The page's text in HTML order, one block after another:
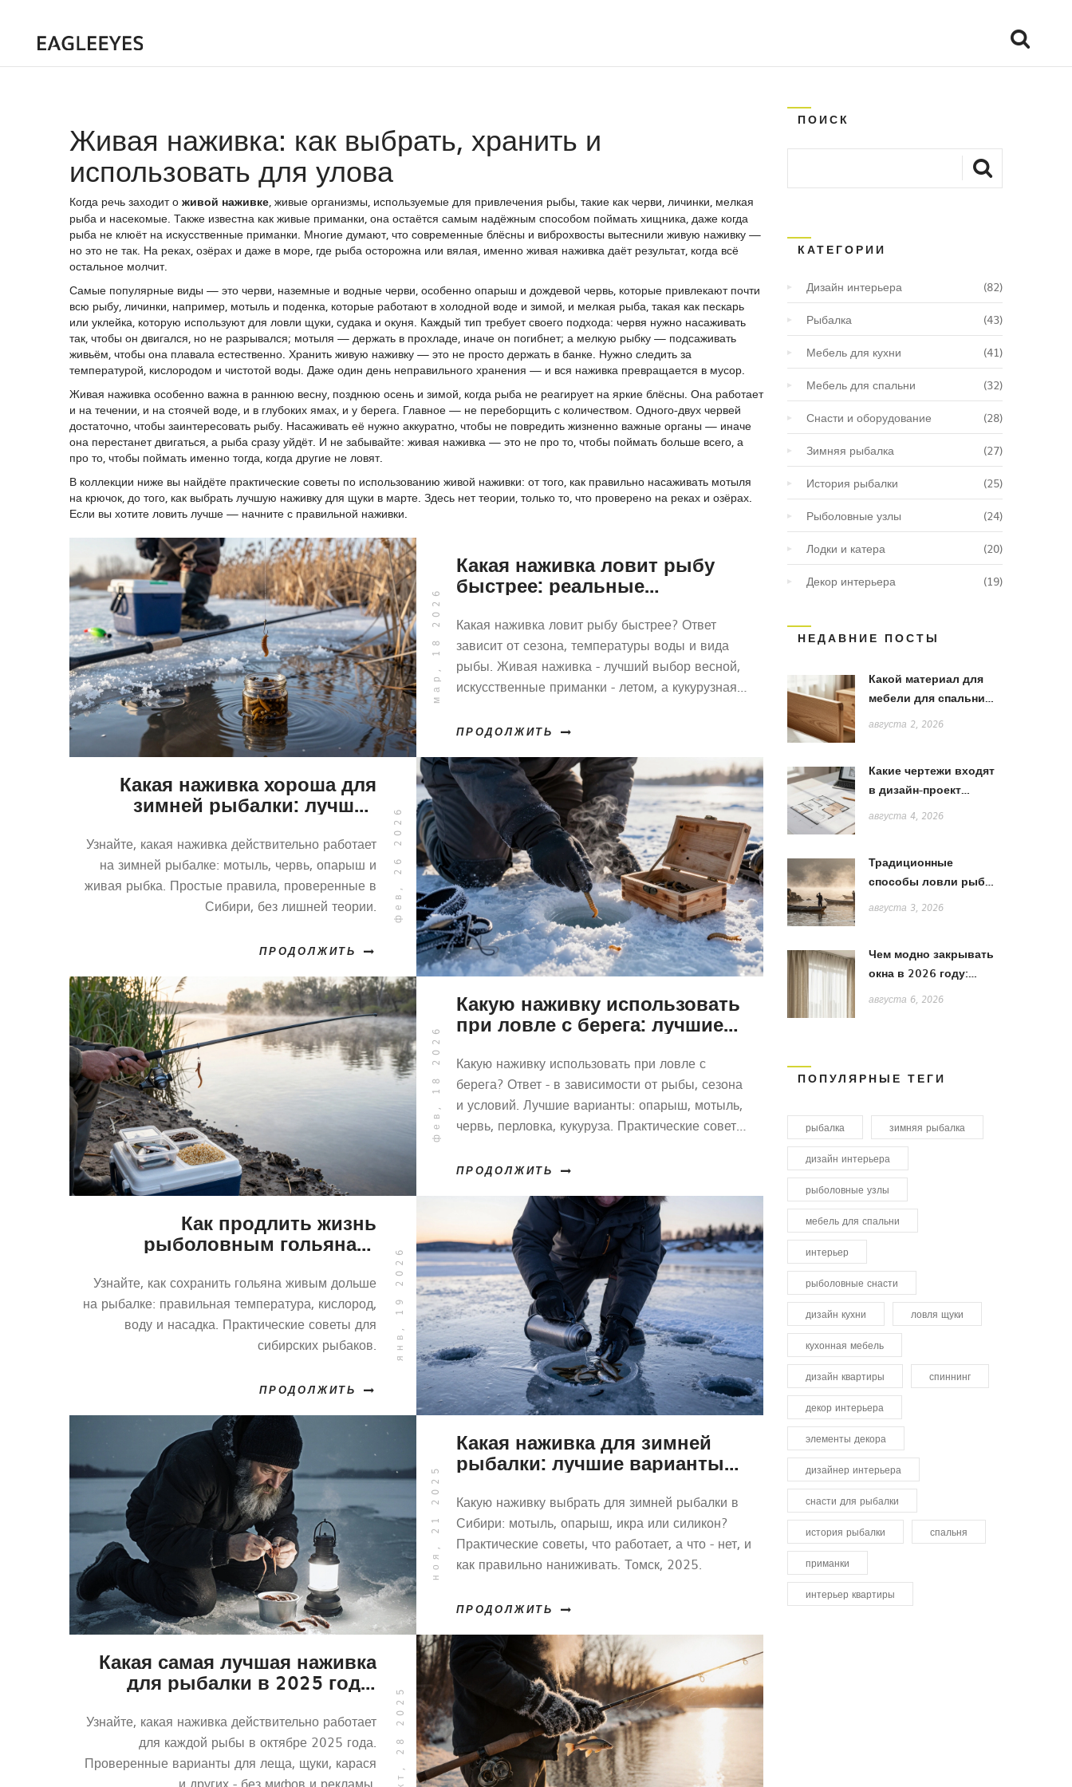
Живая наживка: как выбрать, хранить и
использовать для улова
Когда речь заходит о живой наживке, живые организмы, используемые для привлечения рыбы, такие как черви, личинки, мелкая
рыба и насекомые. Также известна как живые приманки, она остаётся самым надёжным способом поймать хищника, даже когда
рыба не клюёт на искусственные приманки. Многие думают, что современные блёсны и виброхвосты вытеснили живую наживку —
но это не так. На реках, озёрах и даже в море, где рыба осторожна или вялая, именно живая наживка даёт результат, когда всё
остальное молчит.
Самые популярные виды — это черви, наземные и водные черви, особенно опарыш и дождевой червь, которые привлекают почти
всю рыбу, личинки, например, мотыль и поденка, которые работают в холодной воде и зимой, и мелкая рыба, такая как пескарь
или уклейка, которую используют для ловли щуки, судака и окуня. Каждый тип требует своего подхода: червя нужно насаживать
так, чтобы он двигался, но не разрывался; мотыля — держать в прохладе, иначе он погибнет; а мелкую рыбку — подсаживать
живьём, чтобы она плавала естественно. Хранить живую наживку — это не просто держать в банке. Нужно следить за
температурой, кислородом и чистотой воды. Даже один день неправильного хранения — и вся наживка превращается в мусор.
Живая наживка особенно важна в раннюю весну, позднюю осень и зимой, когда рыба не реагирует на яркие блёсны. Она работает
и на течении, и на стоячей воде, и в глубоких ямах, и у берега. Главное — не переборщить с количеством. Одного-двух червей
достаточно, чтобы заинтересовать рыбу. Насаживать её нужно аккуратно, чтобы не повредить жизненно важные органы — иначе
она перестанет двигаться, а рыба сразу уйдёт. И не забывайте: живая наживка — это не про то, чтобы поймать больше всего, а
про то, чтобы поймать именно тогда, когда другие не ловят.
В коллекции ниже вы найдёте практические советы по использованию живой наживки: от того, как правильно насаживать мотыля
на крючок, до того, как выбрать лучшую наживку для щуки в марте. Здесь нет теории, только то, что проверено на реках и озёрах.
Если вы хотите ловить лучше — начните с правильной наживки.
мар, 18 2026
Какая наживка ловит рыбу
быстрее: реальные
Какая наживка ловит рыбу быстрее? Ответ
зависит от сезона, температуры воды и вида
рыбы. Живая наживка - лучший выбор весной,
искусственные приманки - летом, а кукурузная
проверенные на практике.
ПРОДОЛЖИТЬ
фев, 26 2026
Какая наживка хороша для
зимней рыбалки: лучшие
Узнайте, какая наживка действительно работает
на зимней рыбалке: мотыль, червь, опарыш и
живая рыбка. Простые правила, проверенные в
Сибири, без лишней теории.
ПРОДОЛЖИТЬ
фев, 18 2026
Какую наживку использовать
при ловле с берега: лучшие
условий
Какую наживку использовать при ловле с
берега? Ответ - в зависимости от рыбы, сезона
и условий. Лучшие варианты: опарыш, мотыль,
червь, перловка, кукуруза. Практические советы
ПРОДОЛЖИТЬ
янв, 19 2026
Как продлить жизнь
рыболовным гольянам:
живой наживки
Узнайте, как сохранить гольяна живым дольше
на рыбалке: правильная температура, кислород,
воду и насадка. Практические советы для
сибирских рыбаков.
ПРОДОЛЖИТЬ
ноя, 21 2025
Какая наживка для зимней
рыбалки: лучшие варианты
Какую наживку выбрать для зимней рыбалки в
Сибири: мотыль, опарыш, икра или силикон?
Практические советы, что работает, а что - нет, и
как правильно наниживать. Томск, 2025.
ПРОДОЛЖИТЬ
окт, 28 2025
Какая самая лучшая наживка
для рыбалки в 2025 году:
каждую рыбу
Узнайте, какая наживка действительно работает
для каждой рыбы в октябре 2025 года.
Проверенные варианты для леща, щуки, карася
и других - без мифов и рекламы.
ПОИСК
КАТЕГОРИИ
Дизайн интерьера (82)
Рыбалка (43)
Мебель для кухни (41)
Мебель для спальни (32)
Снасти и оборудование (28)
Зимняя рыбалка (27)
История рыбалки (25)
Рыболовные узлы (24)
Лодки и катера (20)
Декор интерьера (19)
НЕДАВНИЕ ПОСТЫ
Какой материал для
мебели для спальни
лучше: сравнение
августа 2, 2026
Какие чертежи входят
в дизайн-проект
квартиры: полный
августа 4, 2026
Традиционные
способы ловли рыбы
в Японии: от жаберных
августа 3, 2026
Чем модно закрывать
окна в 2026 году:
тренды штор, жалюзи
августа 6, 2026
ПОПУЛЯРНЫЕ ТЕГИ
рыбалка зимняя рыбалка
дизайн интерьера
рыболовные узлы
мебель для спальни
интерьер
рыболовные снасти
дизайн кухни ловля щуки
кухонная мебель
дизайн квартиры спиннинг
декор интерьера
элементы декора
дизайнер интерьера
снасти для рыбалки
история рыбалки спальня
приманки
интерьер квартиры